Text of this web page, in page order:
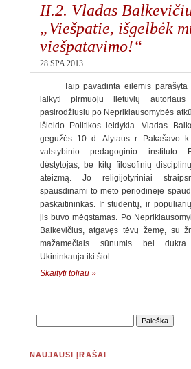
II.2. Vladas
„Viešpatie, išgelbėk
viešpatavimo!“
28 SPA 2013
Taip pavadinta eilėmis parašyta
laikyti pirmuoju lietuvių
pasirodžiusiu po Nepriklausomybės
išleido Politikos leidykla. Vladas
gegužės 10 d. Alytaus r. Pakašavo
valstybinio pedagoginio instituto
dėstytojas, be kitų filosofinių
ateizmą. Jo religijotyriniai
spausdinami to meto periodinėje
paskaitininkas. Ir studentų, ir
jis buvo mėgstamas. Po
Balkevičius, atgavęs tėvų žemę, su
mažamečiais sūnumis bei
Ūkininkauja iki šiol.…
Skaityti toliau »
NAUJAUSI ĮRAŠAI